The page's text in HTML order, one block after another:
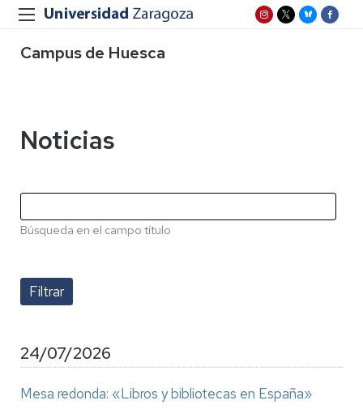
Campus de Huesca
Noticias
Búsqueda en el campo título
24/07/2026
Mesa redonda: «Libros y bibliotecas en España»